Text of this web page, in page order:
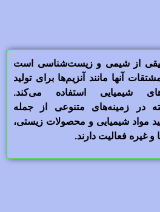
از شیمی و زیست‌شناسی است
آنها مانند آنزیم‌ها برای تولید
شیمیایی استفاده می‌کند.
در زمینه‌های متنوعی از جمله
مواد شیمیایی و محصولات زیستی،
غیره فعالیت دارند.